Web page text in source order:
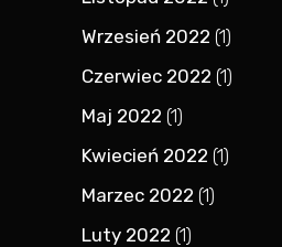
Wrzesień 2022 (1)
Czerwiec 2022 (1)
Maj 2022 (1)
Kwiecień 2022 (1)
Marzec 2022 (1)
Luty 2022 (1)